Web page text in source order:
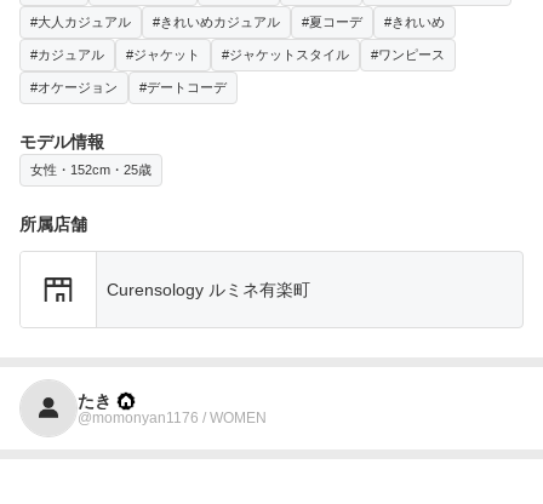
#大人カジュアル #きれいめカジュアル #夏コーデ #きれいめ
#カジュアル #ジャケット #ジャケットスタイル #ワンピース
#オケージョン #デートコーデ
モデル情報
女性・152cm・25歳
所属店舗
Curensology ルミネ有楽町
たき
@momonyan1176 / WOMEN